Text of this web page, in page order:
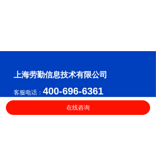
客服电话： 400-696-6361
（
上海劳勤信息技术有限公司
在线咨询